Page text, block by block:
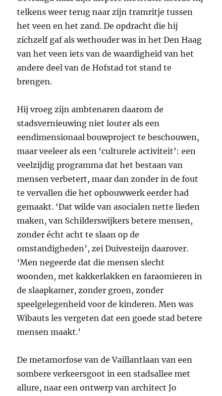
telkens weer terug naar zijn tramritje tussen
het veen en het zand. De opdracht die hij
zichzelf gaf als wethouder was in het Den Haag
van het veen iets van de waardigheid van het
andere deel van de Hofstad tot stand te
brengen.
Hij vroeg zijn ambtenaren daarom de
stadsvernieuwing niet louter als een
eendimensionaal bouwproject te beschouwen,
maar veeleer als een ‘culturele activiteit’: een
veelzijdig programma dat het bestaan van
mensen verbetert, maar dan zonder in de fout
te vervallen die het opbouwwerk eerder had
gemaakt. ‘Dat wilde van asocialen nette lieden
maken, van Schilderswijkers betere mensen,
zonder écht acht te slaan op de
omstandigheden’, zei Duivesteijn daarover.
‘Men negeerde dat die mensen slecht
woonden, met kakkerlakken en faraomieren in
de slaapkamer, zonder groen, zonder
speelgelegenheid voor de kinderen. Men was
Wibauts les vergeten dat een goede stad betere
mensen maakt.’
De metamorfose van de Vaillantlaan van een
sombere verkeersgoot in een stadsallee met
allure, naar een ontwerp van architect Jo